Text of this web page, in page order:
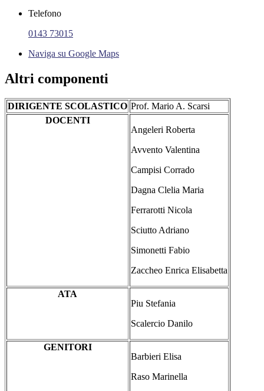
Telefono
0143 73015
Naviga su Google Maps
Altri componenti
DIRIGENTE SCOLASTICO Prof. Mario A. Scarsi
DOCENTI
Angeleri Roberta
Avvento Valentina
Campisi Corrado
Dagna Clelia Maria
Ferrarotti Nicola
Sciutto Adriano
Simonetti Fabio
Zaccheo Enrica Elisabetta
ATA
Piu Stefania
Scalercio Danilo
GENITORI
Barbieri Elisa
Raso Marinella